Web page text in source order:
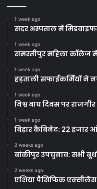
1 week ago
सदर अस्पताल में
1 week ago
समस्तीपुर महिला कॉलेज में
1 week ago
हड़ताली सफाईकर्मियों ने
1 week ago
विश्व बाघ दिवस पर
1 week ago
बिहार कैबिनेट: 22 हजार
2 weeks ago
बांकीपुर उपचुनाव: सभी
2 weeks ago
एशिया पैसिफिक एक्सीलेंस